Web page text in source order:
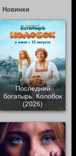
Новинки
Последний
богатырь. Колобок
(2026)